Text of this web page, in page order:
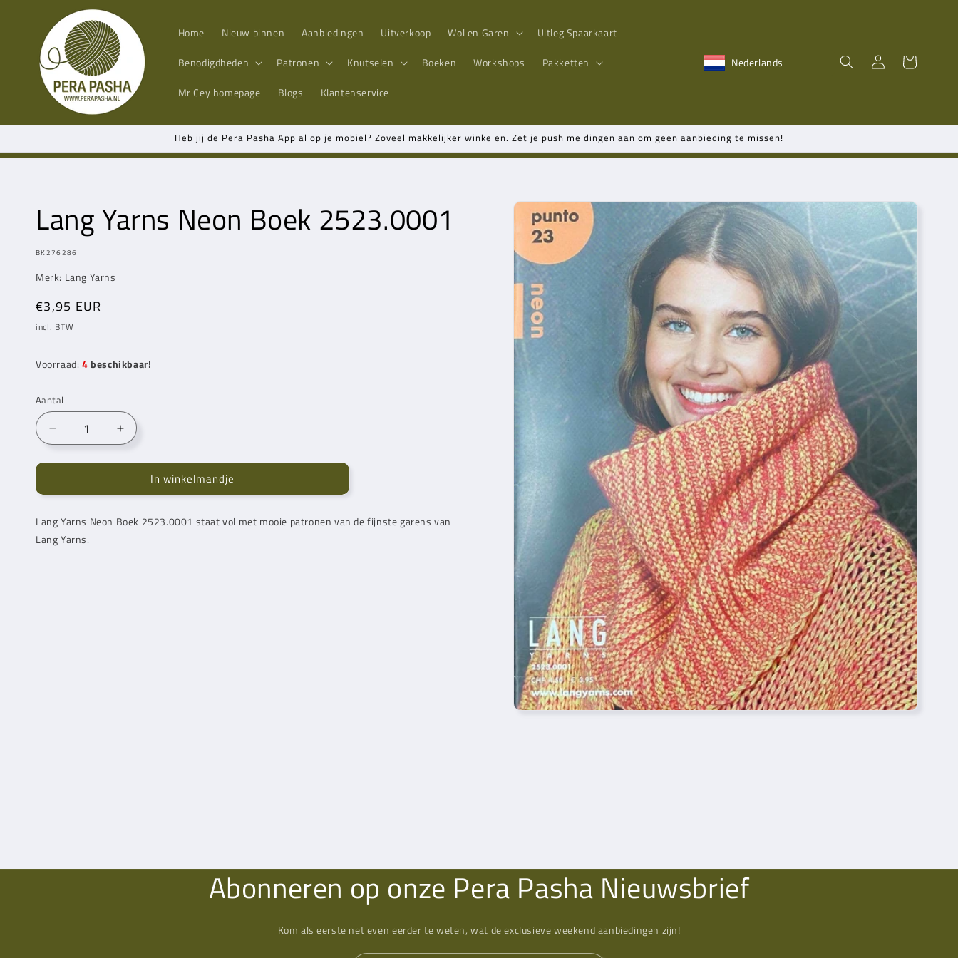
content Home Nieuw binnen Aanbiedingen Uitverkoop Wol en Garen
Uitleg Spaarkaart
Benodigdheden
Patronen Knutselen Boeken Workshops
Pakketten
Mr Cey homepage Blogs Klantenservice
Nederlands InloggenWinkelwagen
Heb jij de Pera Pasha App al op je mobiel? Zoveel makkelijker winkelen. Zet je push meldingen aan om geen aanbieding te missen!
Ga direct naar
productinformatie
Lang Yarns Neon Boek 2523.0001
MODEL:
BK276286
Merk: Lang Yarns
Normale
prijs
€3,95 EUR
incl. BTW
Voorraad: 4 beschikbaar!
Aantal
Aantal
verlagen
voor
Yarns
Boek
2523.0001
Aantal
verhogen
voor
Yarns
Boek
In winkelmandje
Lang Yarns Neon Boek 2523.0001 staat vol met mooie patronen van de fijnste garens van
Lang Yarns.
Abonneren op onze Pera Pasha Nieuwsbrief
Kom als eerste net even eerder te weten, wat de exclusieve weekend aanbiedingen zijn!